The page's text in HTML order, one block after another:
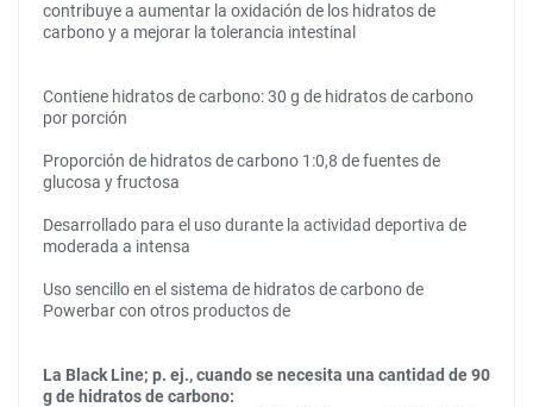
contribuye a aumentar la oxidación de los hidratos de
carbono y a mejorar la tolerancia intestinal
Contiene hidratos de carbono: 30 g de hidratos de carbono
por porción
Proporción de hidratos de carbono 1:0,8 de fuentes de
glucosa y fructosa
Desarrollado para el uso durante la actividad deportiva de
moderada a intensa
Uso sencillo en el sistema de hidratos de carbono de
Powerbar con otros productos de
La Black Line; p. ej., cuando se necesita una cantidad de 90
g de hidratos de carbono: